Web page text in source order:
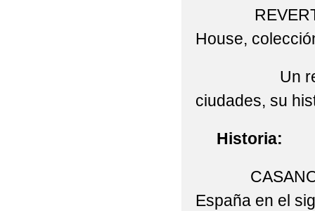
House,
Un retrato
ciudades, su
Historia:
CASANOVA,
España en el